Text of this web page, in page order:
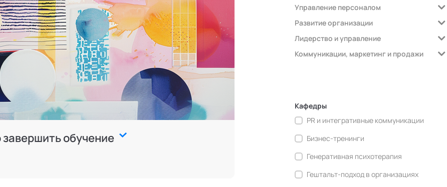
Управление персоналом
Развитие организации
Лидерство и управление
Коммуникации, маркетинг и продажи
Кафедры
PR и интегративные коммуникации
Бизнес-тренинги
Генеративная психотерапия
Гештальт-подход в организациях
обучение